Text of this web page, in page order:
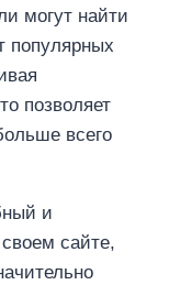
могут найти
популярных
позволяет
всего
и
сайте,